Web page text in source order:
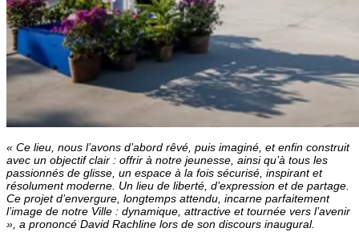
« Ce lieu, nous l’avons d’abord rêvé, puis imaginé, et enfin construit
avec un objectif clair : offrir à notre jeunesse, ainsi qu’à tous les
passionnés de glisse, un espace à la fois sécurisé, inspirant et
résolument moderne. Un lieu de liberté, d’expression et de partage.
Ce projet d’envergure, longtemps attendu, incarne parfaitement
l’image de notre Ville : dynamique, attractive et tournée vers l’avenir
», a prononcé David Rachline lors de son discours inaugural.